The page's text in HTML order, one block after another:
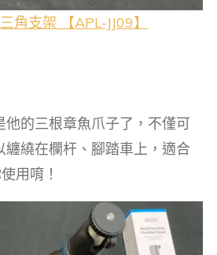
角支架 【APL-JJ09】
的三根章魚爪子了，不僅可
纏繞在欄杆、腳踏車上，適合
用唷！